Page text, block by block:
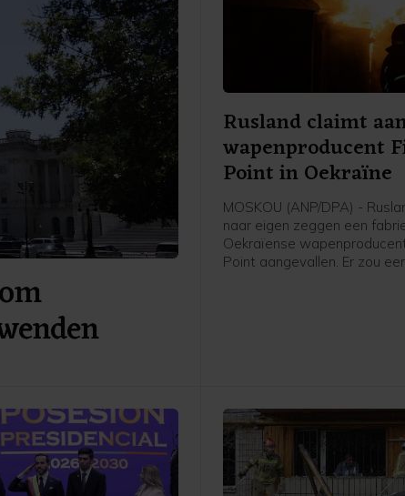
Rusland claimt
wapenproducent
Point in Oekraïne
MOSKOU (ANP/DPA) -
naar eigen zeggen een
Oekraïense
Point aangevallen. Er zou